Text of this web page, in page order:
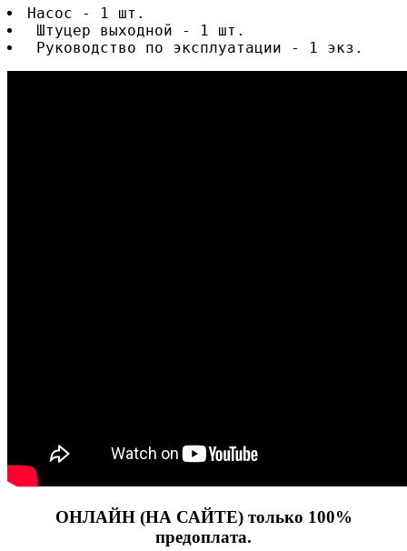
Насос - 1 шт.
Штуцер выходной - 1 шт.
Руководство по эксплуатации - 1 экз.
ОНЛАЙН (НА САЙТЕ) только 100%
предоплата.